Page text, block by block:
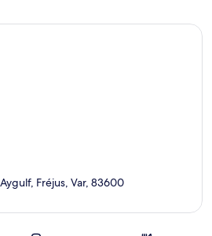
Fréjus, Var, 83600